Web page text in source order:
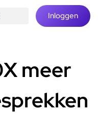
Inloggen
meer